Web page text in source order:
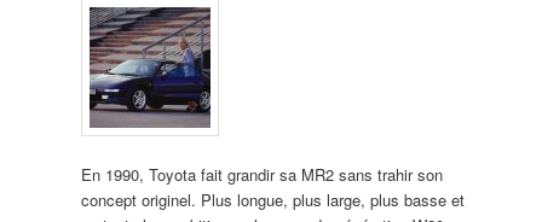
En 1990, Toyota fait grandir sa MR2 sans trahir son
concept originel. Plus longue, plus large, plus basse et